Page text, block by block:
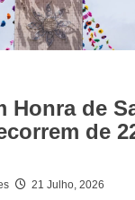
Honra de
de
21 Julho, 2026